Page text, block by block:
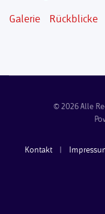
Galerie Rückblicke
© 2026Alle
Kontakt|